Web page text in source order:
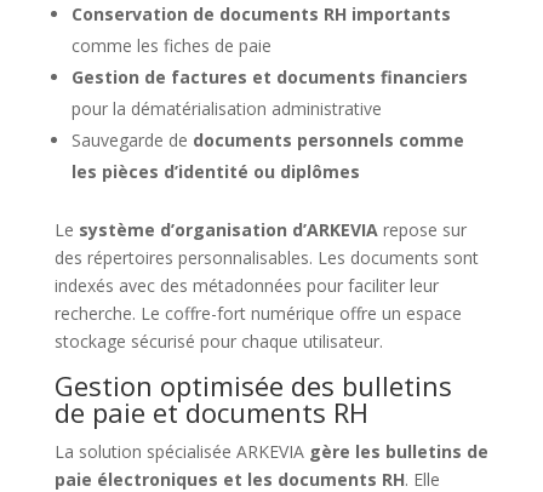
Conservation de documents RH importants
comme les fiches de paie
Gestion de factures et documents financiers
pour la dématérialisation administrative
Sauvegarde de documents personnels comme
les pièces d’identité ou diplômes
Le système d’organisation d’ARKEVIArepose sur
des répertoires personnalisables. Les documents sont
indexés avec des métadonnées pour faciliter leur
recherche. Le coffre-fort numérique offre un espace
stockage sécurisé pour chaque utilisateur.
Gestion optimisée des bulletins
de paie et documents RH
La solution spécialisée ARKEVIA gère les bulletins de
paie électroniques et les documents RH. Elle